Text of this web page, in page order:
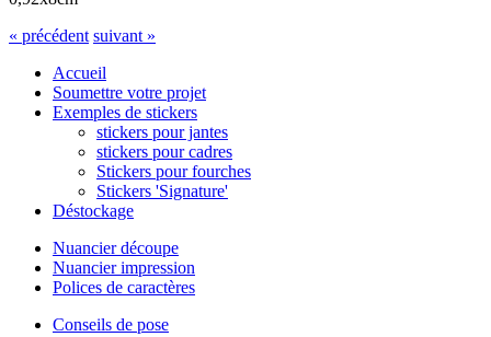
« précédent suivant »
Accueil
Soumettre votre projet
Exemples de stickers
stickers pour jantes
stickers pour cadres
Stickers pour fourches
Stickers 'Signature'
Déstockage
Nuancier découpe
Nuancier impression
Polices de caractères
Conseils de pose